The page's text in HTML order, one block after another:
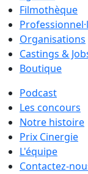
Filmothèque
Organisations
Castings &
Boutique
Podcast
Les concours
Notre histoire
Prix Cinergie
L'équipe
Contactez-